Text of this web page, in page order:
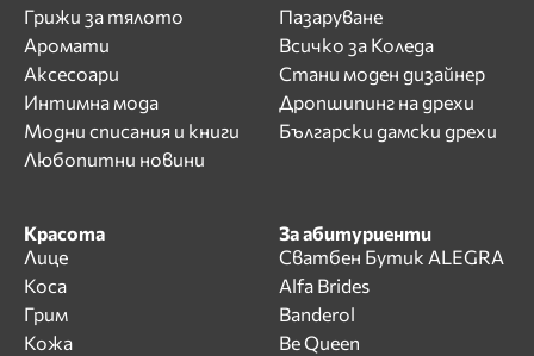
Грижи за тялото
Аромати
Аксесоари
Интимна мода
Модни списания и книги
Любопитни новини
Пазаруване
Всичко за Коледа
Стани моден дизайнер
Дропшипинг на дрехи
Български дамски дрехи
Красота
Лице
Коса
Грим
Кожа
За абитуриенти
Сватбен Бутик ALEGRA
Alfa Brides
Banderol
Be Queen